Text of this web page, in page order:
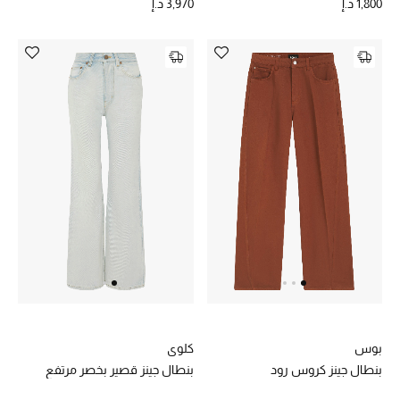
تسوقوا الحقائب
الأحذية
الموسم الجديد
أحذية النسائية
تشكيلة الأحذية
أحذية للأطفال
1,800 د.إ 3,970 د.إ
بوس
بنطال جينز كروس رود
كلوي
بنطال جينز قصير بخصر مرتفع